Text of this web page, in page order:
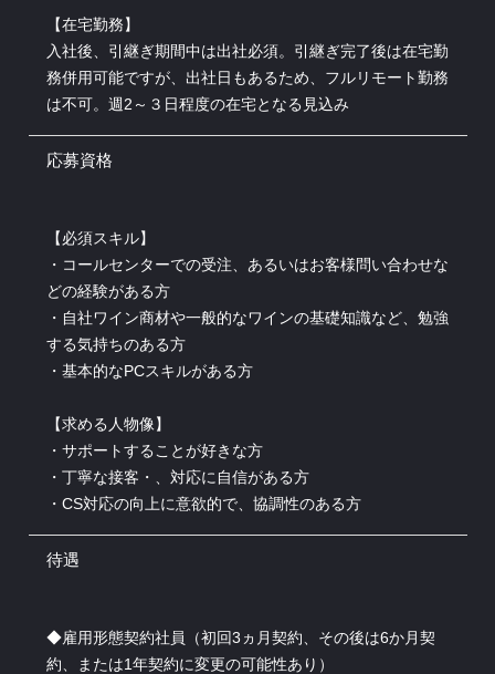
【在宅勤務】
入社後、引継ぎ期間中は出社必須。引継ぎ完了後は在宅勤
務併用可能ですが、出社日もあるため、フルリモート勤務
は不可。週2～３日程度の在宅となる見込み
応募資格
【必須スキル】
・コールセンターでの受注、あるいはお客様問い合わせな
どの経験がある方
・自社ワイン商材や一般的なワインの基礎知識など、勉強
する気持ちのある方
・基本的なPCスキルがある方
【求める人物像】
・サポートすることが好きな方
・丁寧な接客・、対応に自信がある方
・CS対応の向上に意欲的で、協調性のある方
待遇
◆雇用形態契約社員（初回3ヵ月契約、その後は6か月契
約、または1年契約に変更の可能性あり）